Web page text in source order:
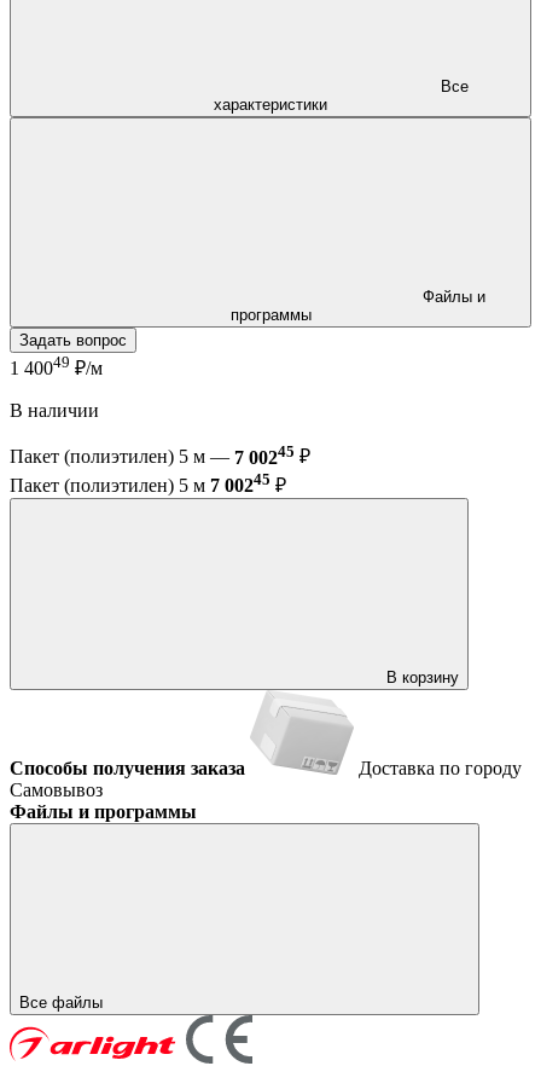
характеристики
программы
Задать вопрос
1 40049 ₽/м
В наличии
Пакет (полиэтилен) 5 м — 7 00245 ₽
Пакет (полиэтилен) 5 м 7 00245 ₽
В корзину
Способы получения заказа
Доставка по городу
Самовывоз
Файлы и программы
Все файлы